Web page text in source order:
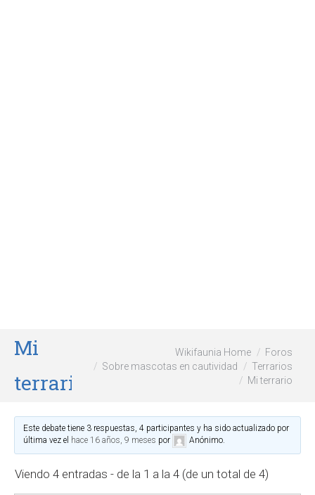
Mi
terrario
Wikifaunia Home
Foros
Sobre mascotas en cautividad
Terrarios
Mi terrario
Este debate tiene 3 respuestas, 4 participantes y ha sido actualizado por
última vez el hace 16 años, 9 meses por Anónimo.
Viendo 4 entradas - de la 1 a la 4 (de un total de 4)